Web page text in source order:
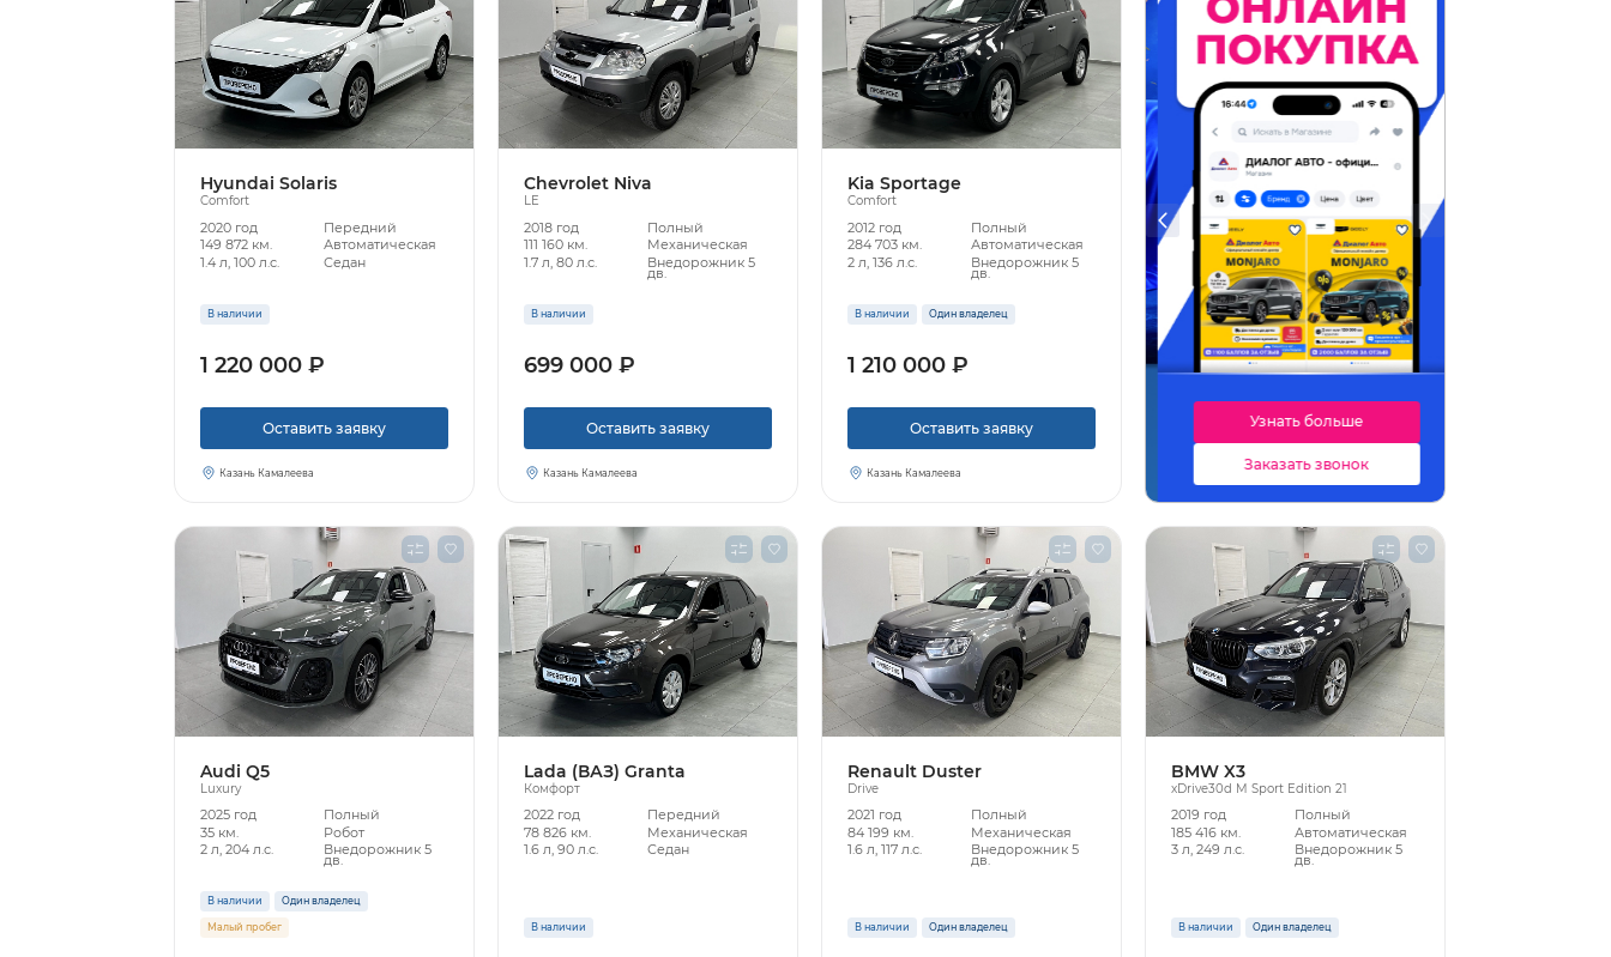
Hyundai Solaris
Comfort
2020 год
Передний
149 872 км.
Автоматическая
1.4 л, 100 л.с.
Седан
В наличии
1 220 000 ₽
Оставить заявку
Казань Камалеева
Chevrolet Niva
LE
2018 год
Полный
111 160 км.
Механическая
1.7 л, 80 л.с.
Внедорожник 5
дв.
В наличии
699 000 ₽
Оставить заявку
Казань Камалеева
Kia Sportage
Comfort
2012 год
Полный
284 703 км.
Автоматическая
2 л, 136 л.с.
Внедорожник 5
дв.
В наличии Один владелец
1 210 000 ₽
Оставить заявку
Казань Камалеева
Узнать больше Узнать больше
Заказать звонок
Audi Q5
Luxury
2025 год
Полный
35 км.
Робот
2 л, 204 л.с.
Внедорожник 5
дв.
В наличии Один владелец
Малый пробег
Lada (ВАЗ) Granta
Комфорт
2022 год
Передний
78 826 км.
Механическая
1.6 л, 90 л.с.
Седан
В наличии
Renault Duster
Drive
2021 год
Полный
84 199 км.
Механическая
1.6 л, 117 л.с.
Внедорожник 5
дв.
В наличии Один владелец
BMW X3
xDrive30d M Sport Edition 21
2019 год
Полный
185 416 км.
Автоматическая
3 л, 249 л.с.
Внедорожник 5
дв.
В наличии Один владелец